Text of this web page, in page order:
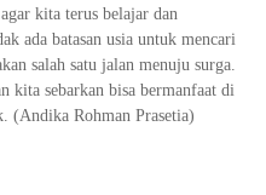
kita terus belajar dan
ada batasan usia untuk mencari
salah satu jalan menuju surga.
kita sebarkan bisa bermanfaat di
(Andika Rohman Prasetia)